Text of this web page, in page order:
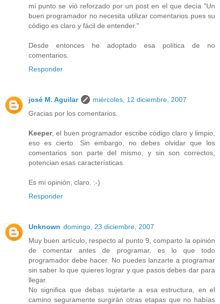
mi punto se vió reforzado por un post en el que decía "Un
buen programador no necesita utilizar comentarios pues su
código es claro y fácil de entender."
Desde entonces he adoptado esa política de no
comentarios.
Responder
josé M. Aguilar
miércoles, 12 diciembre, 2007
Gracias por los comentarios.
Keeper, el buen programador escribe código claro y limpio,
eso es cierto. Sin embargo, no debes olvidar que los
comentarios son parte del mismo, y sin son correctos,
potencian esas características.
Es mi opinión, claro. :-)
Responder
Unknown domingo, 23 diciembre, 2007
Muy buen artículo, respecto al punto 9, comparto la opinión
de comentar antes de programar, es lo que todo
programador debe hacer. No puedes lanzarte a programar
sin saber lo que quieres lograr y que pasos debes dar para
llegar.
No significa que debas sujetarte a esa estructura, en el
camino seguramente surgirán otras etapas que no habías